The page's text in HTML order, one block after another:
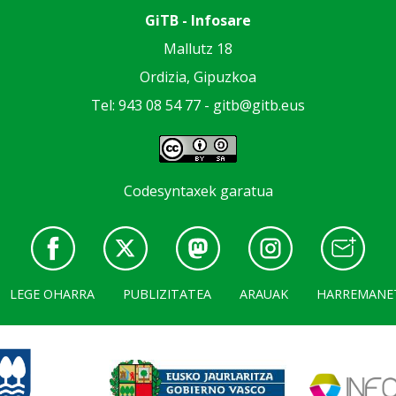
GiTB - Infosare
Mallutz 18
Ordizia, Gipuzkoa
Tel: 943 08 54 77 - gitb@gitb.eus
Codesyntaxek garatua
LEGE OHARRA PUBLIZITATEA ARAUAK